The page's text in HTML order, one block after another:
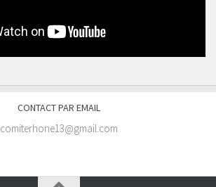
CONTACT PAR EMAIL
comiterhone13@gmail.com